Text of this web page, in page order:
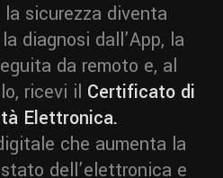
sicurezza diventa
diagnosi dall’App, la
da remoto e, al
ricevi il Certificato di
Elettronica.
che aumenta la
dell’elettronica e